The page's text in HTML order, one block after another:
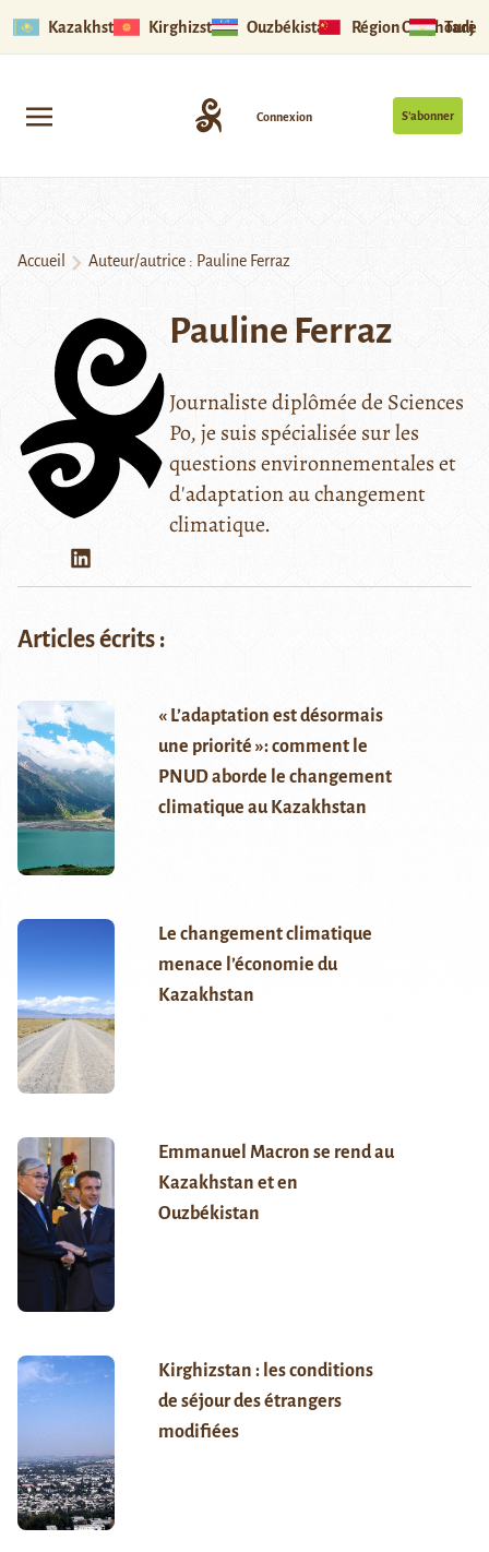
Kazakhstan Kirghizstan Ouzbékistan Région Ouïghoure
S’abonner
Connexion
Accueil Auteur/autrice : Pauline Ferraz
Pauline Ferraz
Journaliste diplômée de Sciences
Po, je suis spécialisée sur les
questions environnementales et
d'adaptation au changement
climatique.
Articles écrits :
« L’adaptation est désormais
une priorité »: comment le
PNUD aborde le changement
climatique au Kazakhstan
Le changement climatique
menace l’économie du
Kazakhstan
Emmanuel Macron se rend au
Kazakhstan et en
Ouzbékistan
Kirghizstan : les conditions
de séjour des étrangers
modifiées